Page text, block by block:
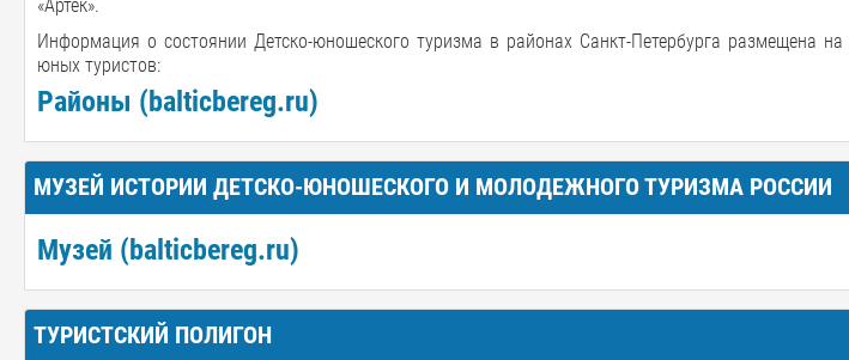
«Артек».
Информация о состоянии Детско-юношеского туризма в районах Санкт-Петербурга размещена
юных туристов:
Районы (balticbereg.ru)
МУЗЕЙ ИСТОРИИ ДЕТСКО-ЮНОШЕСКОГО И МОЛОДЕЖНОГО ТУРИЗМА РОССИИ
Музей (balticbereg.ru)
ТУРИСТСКИЙ ПОЛИГОН